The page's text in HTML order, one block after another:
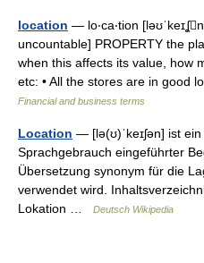
location — lo‧ca‧tion
uncountable] PROPERTY the
when this affects its value, how
etc: • All the stores are in good
Financial and business terms
Location — [lə(ʊ)ˈkeɪʃən] ist
Sprachgebrauch eingeführter
Übersetzung synonym für die
verwendet wird.
Lokation …
Deutsch Wikipedia